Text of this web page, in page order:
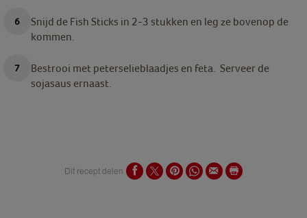
Snijd de Fish Sticks in 2-3 stukken en leg ze bovenop de
kommen.
Bestrooi met peterselieblaadjes en feta. Serveer de
sojasaus ernaast.
Dit recept delen